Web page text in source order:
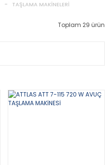
TAŞLAMA MAKİNELERİ
Toplam 29 ürün